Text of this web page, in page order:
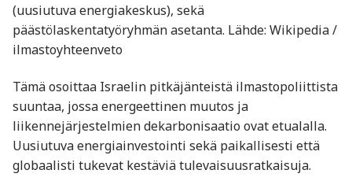
(uusiutuva energiakeskus), sekä
päästölaskentatyöryhmän asetanta. Lähde: Wikipedia /
ilmastoyhteenveto
Tämä osoittaa Israelin pitkäjänteistä ilmastopoliittista
suuntaa, jossa energeettinen muutos ja
liikennejärjestelmien dekarbonisaatio ovat etualalla.
Uusiutuva energiainvestointi sekä paikallisesti että
globaalisti tukevat kestäviä tulevaisuusratkaisuja.